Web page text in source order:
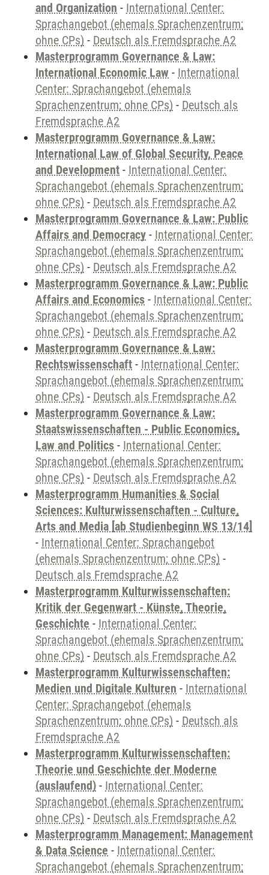
and Organization - International Center:
Sprachangebot (ehemals Sprachenzentrum;
ohne CPs) - Deutsch als Fremdsprache A2
Masterprogramm Governance & Law:
International Economic Law - International
Center: Sprachangebot (ehemals
Sprachenzentrum; ohne CPs) - Deutsch als
Fremdsprache A2
Masterprogramm Governance & Law:
International Law of Global Security, Peace
and Development - International Center:
Sprachangebot (ehemals Sprachenzentrum;
ohne CPs) - Deutsch als Fremdsprache A2
Masterprogramm Governance & Law: Public
Affairs and Democracy - International Center:
Sprachangebot (ehemals Sprachenzentrum;
ohne CPs) - Deutsch als Fremdsprache A2
Masterprogramm Governance & Law: Public
Affairs and Economics - International Center:
Sprachangebot (ehemals Sprachenzentrum;
ohne CPs) - Deutsch als Fremdsprache A2
Masterprogramm Governance & Law:
Rechtswissenschaft - International Center:
Sprachangebot (ehemals Sprachenzentrum;
ohne CPs) - Deutsch als Fremdsprache A2
Masterprogramm Governance & Law:
Staatswissenschaften - Public Economics,
Law and Politics - International Center:
Sprachangebot (ehemals Sprachenzentrum;
ohne CPs) - Deutsch als Fremdsprache A2
Masterprogramm Humanities & Social
Sciences: Kulturwissenschaften - Culture,
Arts and Media [ab Studienbeginn WS 13/14]
- International Center: Sprachangebot
(ehemals Sprachenzentrum; ohne CPs) -
Deutsch als Fremdsprache A2
Masterprogramm Kulturwissenschaften:
Kritik der Gegenwart - Künste, Theorie,
Geschichte - International Center:
Sprachangebot (ehemals Sprachenzentrum;
ohne CPs) - Deutsch als Fremdsprache A2
Masterprogramm Kulturwissenschaften:
Medien und Digitale Kulturen - International
Center: Sprachangebot (ehemals
Sprachenzentrum; ohne CPs) - Deutsch als
Fremdsprache A2
Masterprogramm Kulturwissenschaften:
Theorie und Geschichte der Moderne
(auslaufend) - International Center:
Sprachangebot (ehemals Sprachenzentrum;
ohne CPs) - Deutsch als Fremdsprache A2
Masterprogramm Management: Management
& Data Science - International Center:
Sprachangebot (ehemals Sprachenzentrum;